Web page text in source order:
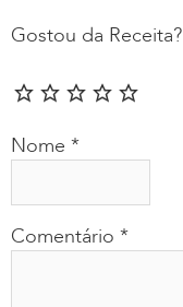
Gostou da Receita?
Comentário *
Nome *